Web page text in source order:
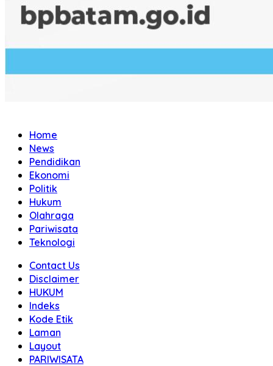
Home
News
Pendidikan
Ekonomi
Politik
Hukum
Olahraga
Pariwisata
Teknologi
Contact Us
Disclaimer
HUKUM
Indeks
Kode Etik
Laman
Layout
PARIWISATA